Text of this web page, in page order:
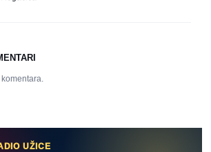
UŽICE